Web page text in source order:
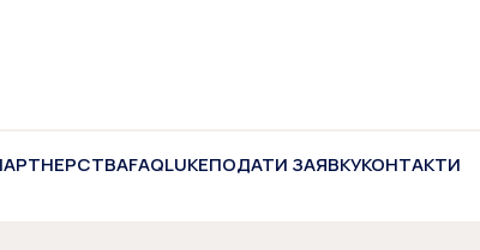
FAQLUKEПОДАТИ ЗАЯВКУКОНТАКТИ